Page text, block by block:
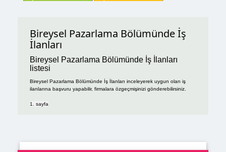
Bireysel Pazarlama Bölümünde İş
İlanları
Bireysel Pazarlama Bölümünde İş İlanları
listesi
Bireysel Pazarlama Bölümünde İş İlanları inceleyerek uygun olan iş
ilanlarına başvuru yapabilir, firmalara özgeçmişinizi gönderebilirsiniz.
1. sayfa